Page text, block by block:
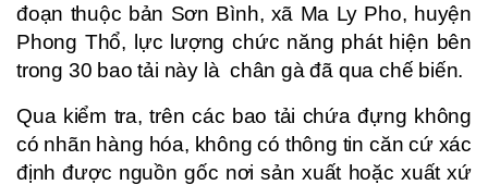
đoạn thuộc bản Sơn Bình, xã Ma Ly Pho, huyện
Phong Thổ, lực lượng chức năng phát hiện bên
trong 30 bao tải này là chân gà đã qua chế biến.
Qua kiểm tra, trên các bao tải chứa đựng không
có nhãn hàng hóa, không có thông tin căn cứ xác
định được nguồn gốc nơi sản xuất hoặc xuất xứ